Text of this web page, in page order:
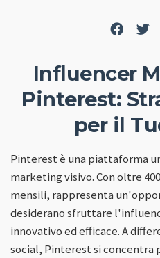
Influencer
Pinterest:
per il
Pinterest è una piattaforma
marketing visivo. Con oltre
mensili, rappresenta
desiderano sfruttare
innovativo ed efficace. A
social, Pinterest si